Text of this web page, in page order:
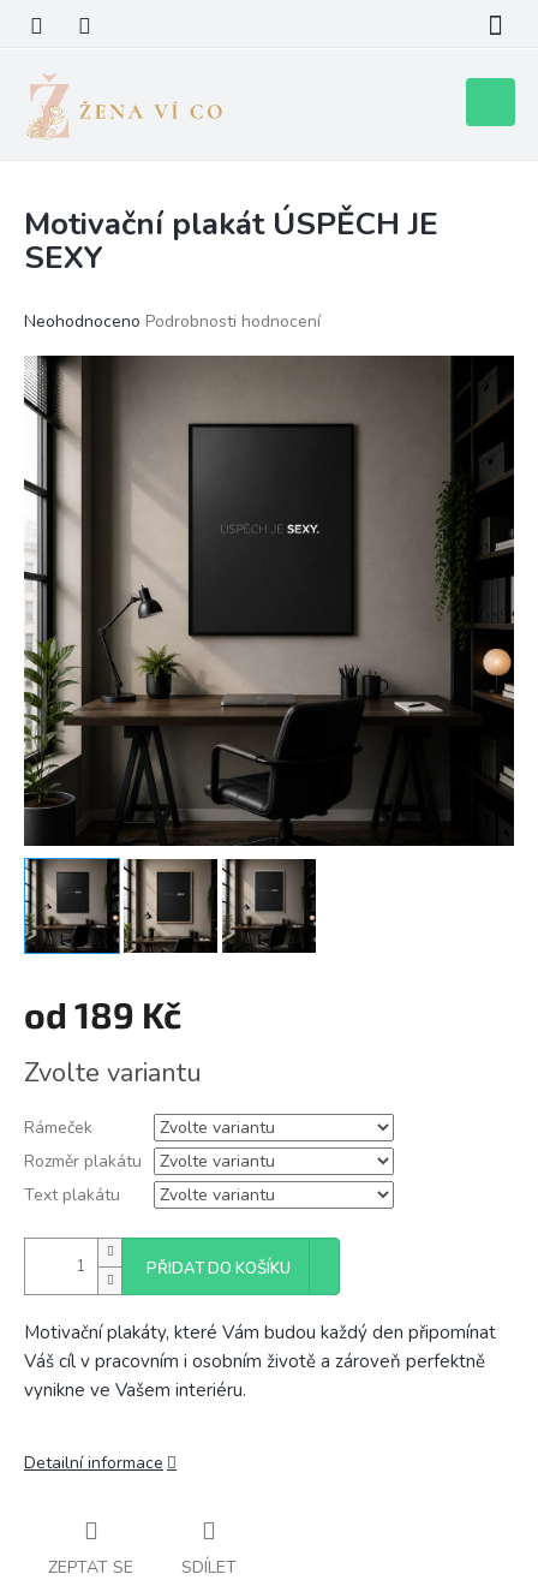
obsah
košík
Motivační plakát ÚSPĚCH JE
SEXY
Průměrné
produktu
je
0,0
hvězdiček.
Neohodnoceno Podrobnosti hodnocení
od 189 Kč
cena:
Zvolte variantu
Rámeček
Rozměr plakátu
Text plakátu
PŘIDAT DO KOŠÍKU
Motivační plakáty, které Vám budou každý den připomínat
Váš cíl v pracovním i osobním životě a zároveň perfektně
vynikne ve Vašem interiéru.
Detailní informace
ZEPTAT SE SDÍLET